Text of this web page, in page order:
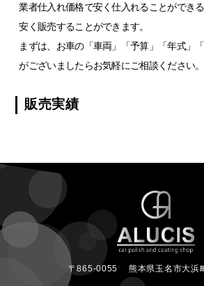
業者仕入れ価格で安く仕入れることができ
安く販売することができます。
まずは、お車の「車両」「予算」「年式」
がございましたらお気軽にご相談ください。
販売実績
〒865-0055 熊本県玉名市大浜